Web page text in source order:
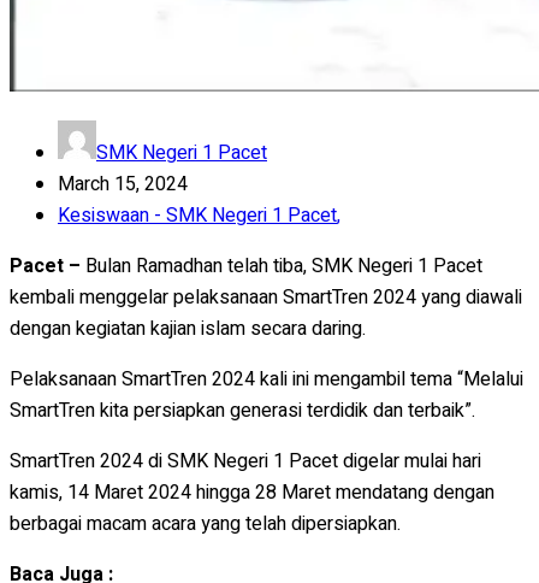
SMK Negeri 1 Pacet
March 15, 2024
Kesiswaan - SMK Negeri 1 Pacet,
Pacet – Bulan Ramadhan telah tiba, SMK Negeri 1 Pacet
kembali menggelar pelaksanaan SmartTren 2024 yang diawali
dengan kegiatan kajian islam secara daring.
Pelaksanaan SmartTren 2024 kali ini mengambil tema “Melalui
SmartTren kita persiapkan generasi terdidik dan terbaik”.
SmartTren 2024 di SMK Negeri 1 Pacet digelar mulai hari
kamis, 14 Maret 2024 hingga 28 Maret mendatang dengan
berbagai macam acara yang telah dipersiapkan.
Baca Juga :